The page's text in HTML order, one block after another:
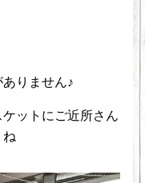
りません♪
ットにご近所さん
ね